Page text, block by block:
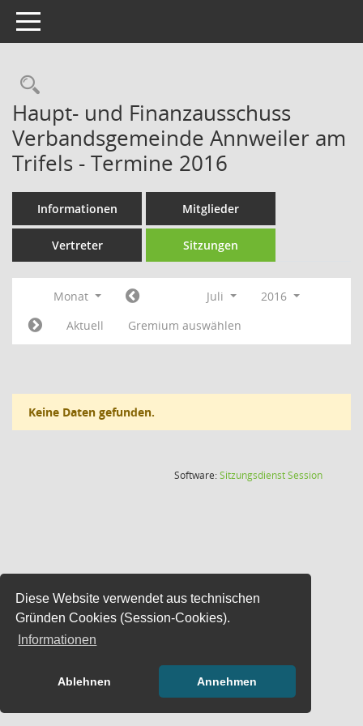
Diese Website verwendet aus technischen
Gründen Cookies (Session-Cookies).
Informationen
Ablehnen Annehmen
Toggle navigation
Rechercheauswahl
Haupt- und Finanzausschuss
Verbandsgemeinde Annweiler am
Trifels - Termine 2016
Informationen Mitglieder
Vertreter Sitzungen
Monat Juli
2016
Aktuell
Gremium auswählen
Keine Daten gefunden.
Software:SitzungsdienstSession(Wird in